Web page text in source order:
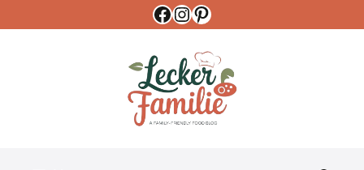
Facebook
Instagram
Pinterest